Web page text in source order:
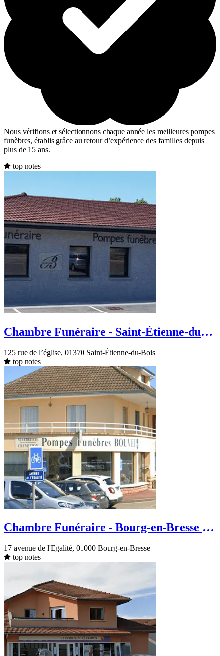
Nous vérifions et sélectionnons chaque année les meilleures pompes
funèbres, établis grâce au retour d’expérience des familles depuis
plus de 15 ans.
top notes
Chambre Funéraire - Saint-Étienne-du-
Bois - Rue de l’église
125 rue de l’église, 01370 Saint-Étienne-du-Bois
top notes
Chambre Funéraire - Bourg-en-Bresse -
17 avenue de l'Egalité, 01000 Bourg-en-Bresse
top notes